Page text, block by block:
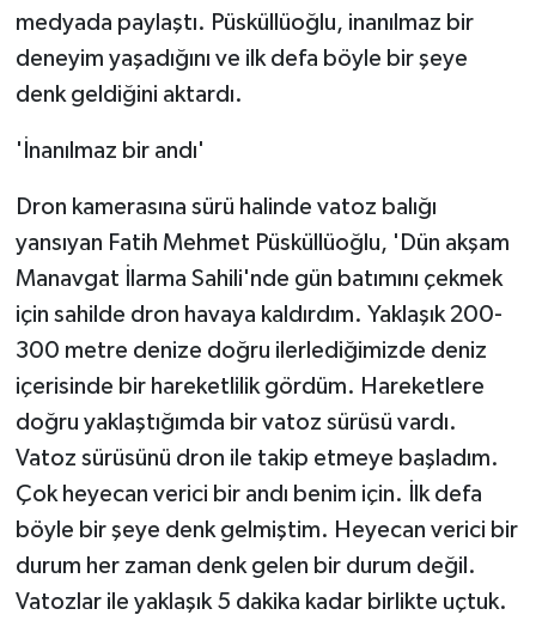
medyada paylaştı. Püsküllüoğlu, inanılmaz bir
deneyim yaşadığını ve ilk defa böyle bir şeye
denk geldiğini aktardı.
'İnanılmaz bir andı'
Dron kamerasına sürü halinde vatoz balığı
yansıyan Fatih Mehmet Püsküllüoğlu, 'Dün akşam
Manavgat İlarma Sahili'nde gün batımını çekmek
için sahilde dron havaya kaldırdım. Yaklaşık 200-
300 metre denize doğru ilerlediğimizde deniz
içerisinde bir hareketlilik gördüm. Hareketlere
doğru yaklaştığımda bir vatoz sürüsü vardı.
Vatoz sürüsünü dron ile takip etmeye başladım.
Çok heyecan verici bir andı benim için. İlk defa
böyle bir şeye denk gelmiştim. Heyecan verici bir
durum her zaman denk gelen bir durum değil.
Vatozlar ile yaklaşık 5 dakika kadar birlikte uçtuk.